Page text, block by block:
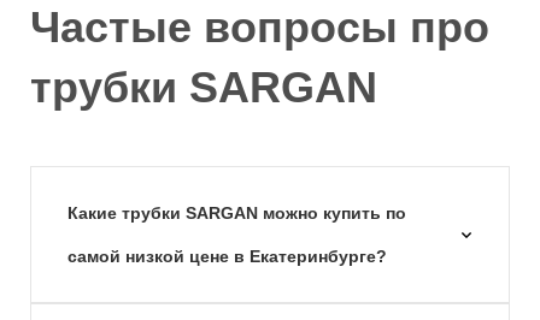
Частые вопросы про
трубки SARGAN
Какие трубки SARGAN можно купить по
самой низкой цене в Екатеринбурге?